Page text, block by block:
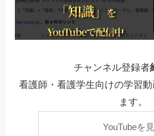
チャンネル登録者
看護師・看護学生向けの学習
ます。
YouTubeを